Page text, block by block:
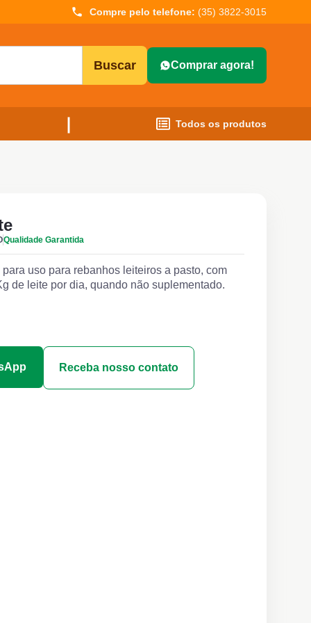
Compre pelo telefone: (35) 3822-3015
Buscar Comprar agora!
Todos os produtos
Qualidade Garantida
uso para rebanhos leiteiros a pasto, com
de leite por dia, quando não suplementado.
Receba nosso contato